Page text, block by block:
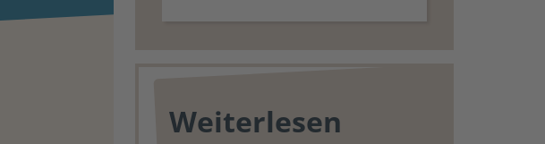
Weiterlesen